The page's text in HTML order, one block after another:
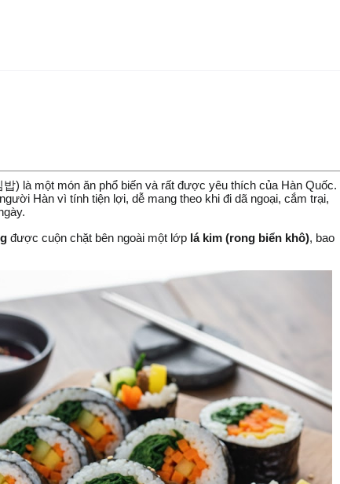
밥) là một món ăn phổ biến và rất được yêu thích của Hàn Quốc.
Hàn vì tính tiện lợi, dễ mang theo khi đi dã ngoại, cắm trại,
được cuộn chặt bên ngoài một lớp lá kim (rong biển khô), bao